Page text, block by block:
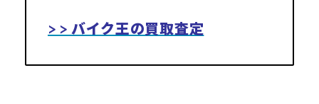
> > バイク王の買取査定